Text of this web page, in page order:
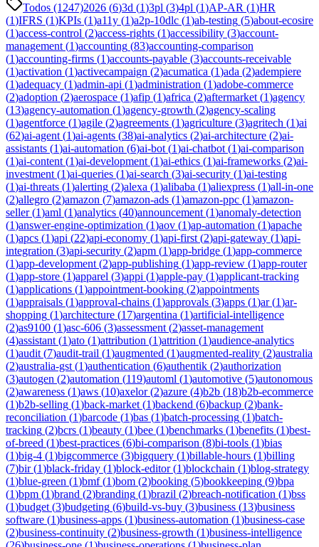
Todos (1247)2026 (6)3d (1)3pl (3)4pl (1)AP-AR (1)HR
(1)IFRS (1)KPIs (1)a11y (1)a2p-10dlc (1)ab-testing (5)about-ecosire
(1)access-control (2)access-rights (1)accessibility (3)account-
management (1)accounting (83)accounting-comparison
(1)accounting-firms (1)accounts-payable (3)accounts-receivable
(1)activation (1)activecampaign (2)acumatica (1)ada (2)adempiere
(1)adequacy (1)admin-api (1)administration (1)adobe-commerce
(2)adoption (2)aerospace (1)afip (1)africa (2)aftermarket (1)agency
(13)agency-automation (1)agency-growth (2)agency-scaling
(1)agentforce (1)agile (2)agreements (1)agriculture (3)agritech (1)ai
(62)ai-agent (1)ai-agents (38)ai-analytics (2)ai-architecture (2)ai-
assistants (1)ai-automation (6)ai-bot (1)ai-chatbot (1)ai-comparison
(1)ai-content (1)ai-development (1)ai-ethics (1)ai-frameworks (2)ai-
investment (1)ai-queries (1)ai-search (3)ai-security (1)ai-testing
(1)ai-threats (1)alerting (2)alexa (1)alibaba (1)aliexpress (1)all-in-one
(2)allegro (2)amazon (7)amazon-ads (1)amazon-ppc (1)amazon-
seller(1)aml (1)analytics (40)announcement (1)anomaly-detection
(1)answer-engine-optimization (1)aov (1)ap-automation (1)apache
(1)apcs (1)api (22)api-economy (1)api-first (2)api-gateway (1)api-
integration (3)api-security (2)apm (1)app-bridge (1)app-commerce
(1)app-development (2)app-publishing (1)app-review (1)app-router
(1)app-store (1)apparel (3)appi (1)apple-pay (1)applicant-tracking
(1)applications (1)appointment-booking (2)appointments
(1)appraisals (1)approval-chains (1)approvals (3)apps (1)ar(1)ar-
shopping (1)architecture (17)argentina (1)artificial-intelligence
(2)as9100 (1)asc-606 (3)assessment (2)asset-management
(4)assistant (1)ato (1)attribution (1)attrition (1)audience-analytics
(1)audit (7)audit-trail (1)augmented (1)augmented-reality (2)australia
(2)australia-gst (1)authentication (6)authentik (2)authorization
(3)autogen (2)automation (119)automl (1)automotive (5)autonomous
(2)awareness (1)aws (10)axelor(2)azure (4)b2b (18)b2b-ecommerce
(1)b2b-selling (1)back-market (1)backend (6)backup (2)bank-
reconciliation (1)barcode (1)bas (1)batch-processing (1)batch-
tracking (2)bcrs (1)beauty (1)bee (1)benchmarks (1)benefits (1)best-
of-breed (1)best-practices (6)bi-comparison (8)bi-tools (1)bias
(1)big-4 (1)bigcommerce (3)bigquery (1)billable-hours (1)billing
(7)bir(1)black-friday (1)block-editor(1)blockchain (1)blog-strategy
(1)blue-green (1)bmf(1)bom (2)booking (5)bookkeeping (9)bpa
(1)bpm (1)brand (2)branding (1)brazil (2)breach-notification (1)bss
(1)budget (3)budgeting (6)build-vs-buy (3)business (13)business
software (1)business-apps (1)business-automation (1)business-case
(2)business-continuity (2)business-growth (1)business-intelligence